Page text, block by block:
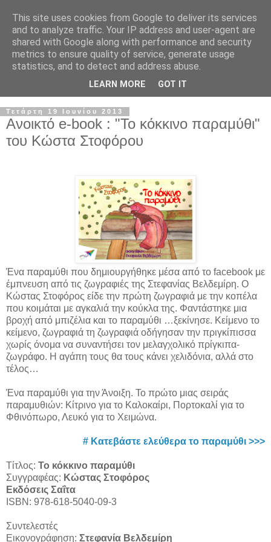
Τετάρτη 19 Ιουνίου 2013
Ανοικτό e-book : "Το κόκκινο παραμύθι"
του Κώστα Στοφόρου
Ένα παραμύθι που δημιουργήθηκε μέσα από το facebook με
έμπνευση από τις ζωγραφιές της Στεφανίας Βελδεμίρη. Ο
Κώστας Στοφόρος είδε την πρώτη ζωγραφιά με την κοπέλα
που κοιμάται με αγκαλιά την κούκλα της. Φαντάστηκε μια
βροχή από μπιζέλια και το παραμύθι …ξεκίνησε. Κείμενο το
κείμενο, ζωγραφιά τη ζωγραφιά οδήγησαν την πριγκίπισσα
χωρίς όνομα να συναντήσει τον μελαγχολικό πρίγκιπα-
ζωγράφο. Η αγάπη τους θα τους κάνει χελιδόνια, αλλά στο
τέλος…
Ένα παραμύθι για την Άνοιξη. Το πρώτο μιας σειράς
παραμυθιών: Κίτρινο για το Καλοκαίρι, Πορτοκαλί για το
Φθινόπωρο, Λευκό για το Χειμώνα.
# Κατεβάστε ελεύθερα το παραμύθι >>>
Τίτλος: Το κόκκινο παραμύθι
Συγγραφέας: Κώστας Στοφόρος
Εκδόσεις Σαΐτα
ISBN: 978-618-5040-09-3
Συντελεστές
Εικονογράφηση: Στεφανία Βελδεμίρη
This site uses cookies from Google to deliver its services
and to analyze traffic. Your IP address and user-agent are
shared with Google along with performance and security
metrics to ensure quality of service, generate usage
statistics, and to detect and address abuse.
LEARN MORE GOT IT